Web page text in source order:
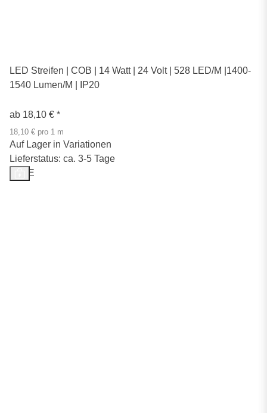
LED Streifen | COB | 14 Watt | 24 Volt | 528 LED/M |1400-
1540 Lumen/M | IP20
ab 18,10 € *
18,10 € pro 1 m
Auf Lager in Variationen
Lieferstatus: ca. 3-5 Tage
SALE